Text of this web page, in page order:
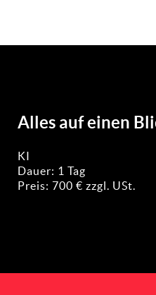
Alles auf einen
KI
Dauer: 1 Tag
Preis: 700 € zzgl. USt.